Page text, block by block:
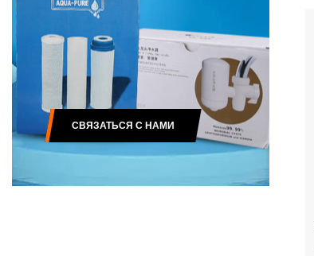
СВЯЗАТЬСЯ С НАМИ